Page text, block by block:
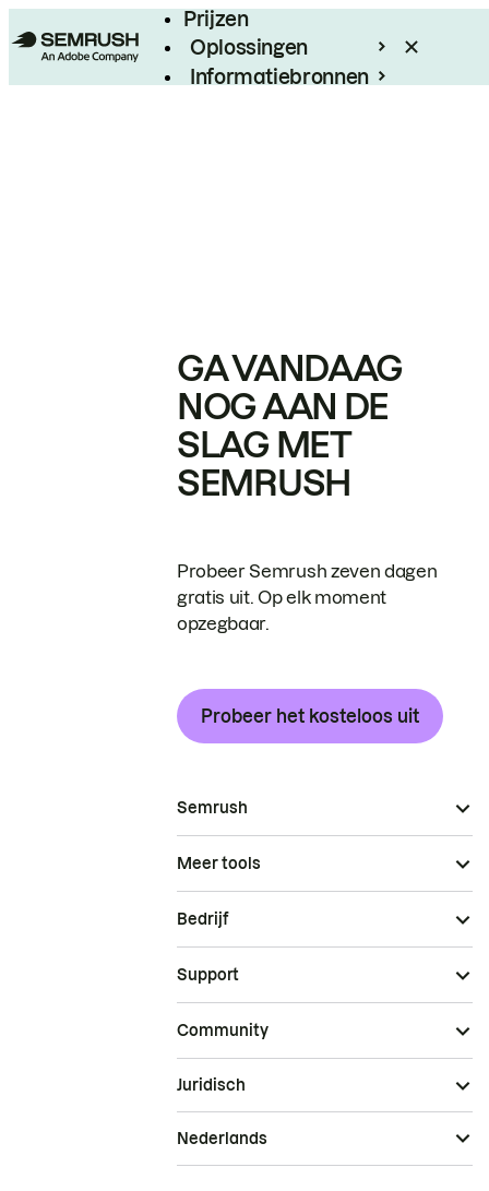
Prijzen
Oplossingen
Informatiebronnen
GA VANDAAG
NOG AAN DE
SLAG MET
SEMRUSH
Probeer Semrush zeven dagen
gratis uit. Op elk moment
opzegbaar.
Probeer het kosteloos uit
Semrush
Meer tools
Bedrijf
Support
Community
Juridisch
Nederlands